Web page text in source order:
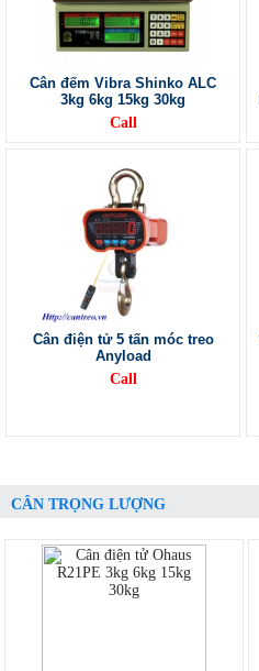
Cân đếm Vibra Shinko ALC
3kg 6kg 15kg 30kg
Call
Cân điện tử 5 tấn móc treo
Anyload
Call
CÂN TRỌNG LƯỢNG